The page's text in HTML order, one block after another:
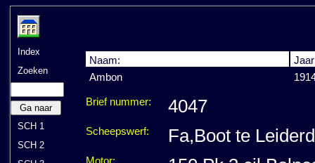
Index
Zoeken
Ga naar
SCH 1
SCH 2
Naam:
Ambon
Brief nummer: 4047
Scheepswerf: Fa,Boot te